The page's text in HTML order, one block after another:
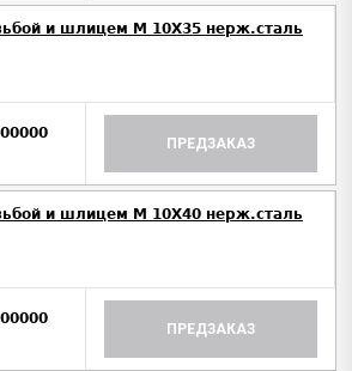
и шлицем M 10Х35 нерж.сталь
ПРЕДЗАКАЗ
и шлицем M 10Х40 нерж.сталь
ПРЕДЗАКАЗ